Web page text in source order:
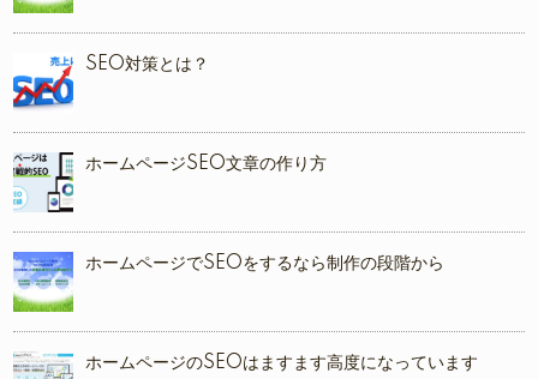
SEO対策とは？
ホームページSEO文章の作り方
ホームページでSEOをするなら制作の段階から
ホームページのSEOはますます高度になっています